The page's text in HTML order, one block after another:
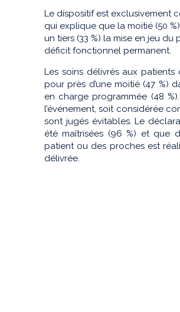
Le dispositif est exclusivement
qui explique que la moitié (50
un tiers (33 %) la mise en jeu
déficit fonctionnel permanent.
Les soins délivrés aux
pour près d’une moitié (47 %)
en charge programmée (48
l’événement, soit considérée
sont jugés évitables. Le
été maîtrisées (96 %) et que
patient ou des proches est
délivrée.